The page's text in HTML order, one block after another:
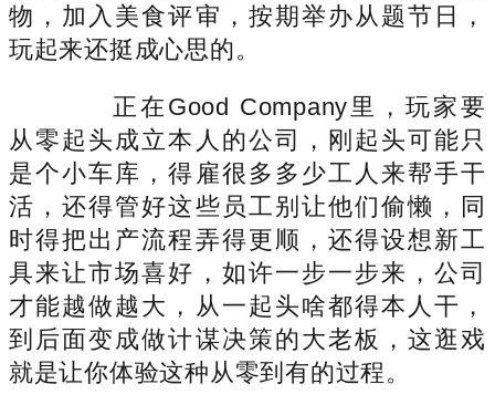
物，加入美食评审，按期举办从题节日，
玩起来还挺成心思的。
正在Good Company里，玩家要
从零起头成立本人的公司，刚起头可能只
是个小车库，得雇很多多少工人来帮手干
活，还得管好这些员工别让他们偷懒，同
时得把出产流程弄得更顺，还得设想新工
具来让市场喜好，如许一步一步来，公司
才能越做越大，从一起头啥都得本人干，
到后面变成做计谋决策的大老板，这逛戏
就是让你体验这种从零到有的过程。